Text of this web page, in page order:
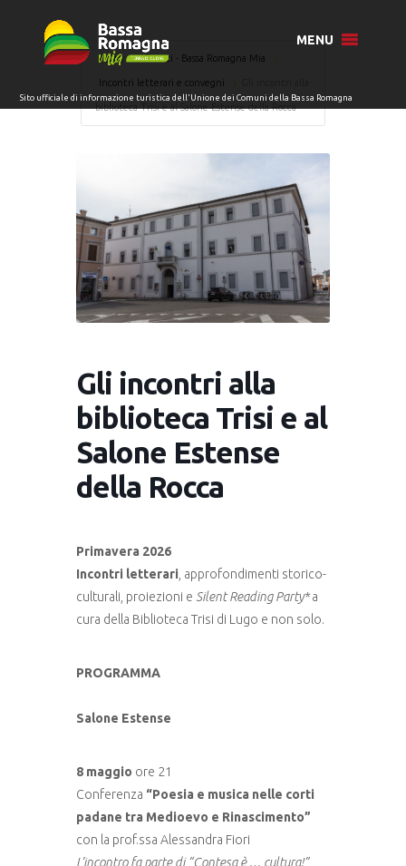
MENU
Home Eventi - Bassa Romagna Mia
Incontri letterari e convegni
biblioteca Trisi e al Salone Estense della Rocca
Gli incontri alla
biblioteca Trisi e al
Salone Estense
della Rocca
Primavera 2026
Incontri letterari , approfondimenti storico-
culturali, proiezioni e Silent Reading Party*a
cura della Biblioteca Trisi di Lugo e non solo.
PROGRAMMA
Salone Estense
8 maggio ore 21
Conferenza “Poesia e musica nelle corti
padane tra Medioevo e Rinascimento”
con la prof.ssa Alessandra Fiori
L’incontro fa parte di “Contesa è … cultura!”,